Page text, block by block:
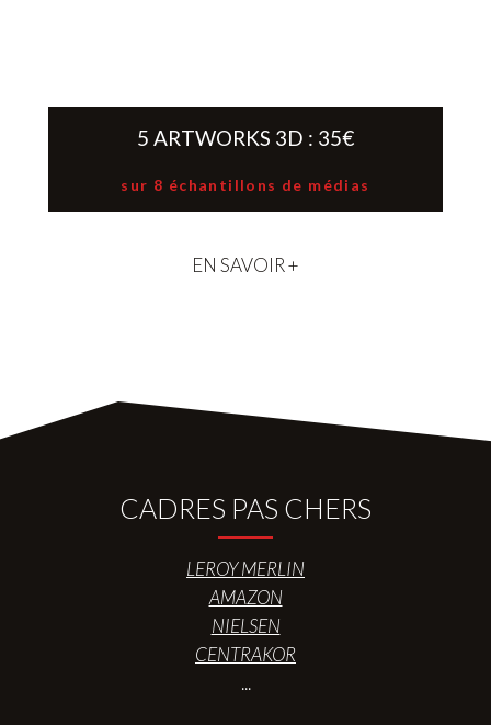
5 ARTWORKS 3D : 35€
sur 8 échantillons de médias
EN SAVOIR +
CADRES PAS CHERS
LEROY MERLIN
AMAZON
NIELSEN
CENTRAKOR
...